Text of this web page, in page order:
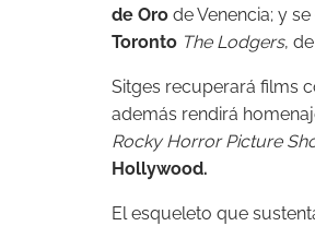
de Oro de Venencia; y
Toronto The Lodgers, de
Sitges recuperará films
además rendirá
Rocky Horror Picture
Hollywood.
El esqueleto que